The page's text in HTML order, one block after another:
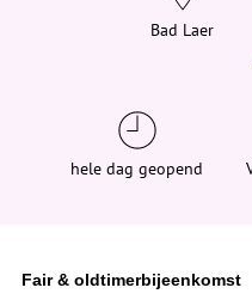
eBad Laer
hele dag geopend
Fair & oldtimerbijeenkomst